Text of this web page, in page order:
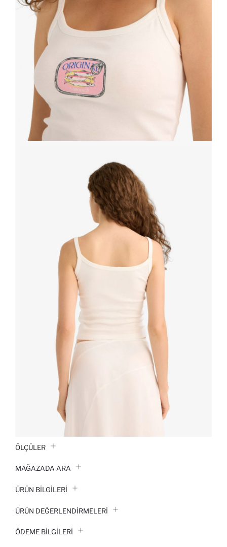
ÖLÇÜLER
MAĞAZADA ARA
ÜRÜN BILGILERI
ÜRÜN DEĞERLENDİRMELERİ
ÖDEME BİLGİLERİ